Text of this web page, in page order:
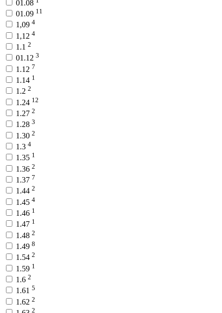
01.08
01.09 11
1,09 4
1,12 4
1.1 2
01.12 3
1.12 7
1.14 1
1.2 2
1.24 12
1.27 2
1.28 3
1.30 2
1.3 4
1.35 1
1.36 2
1.37 7
1.44 2
1.45 4
1.46 1
1.47 1
1.48 2
1.49 8
1.54 2
1.59 1
1.6 2
1.61 5
1.62 2
2